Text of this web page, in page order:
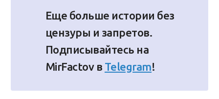
Еще больше истории без
цензуры и запретов.
Подписывайтесь на
MirFactov в Telegram!